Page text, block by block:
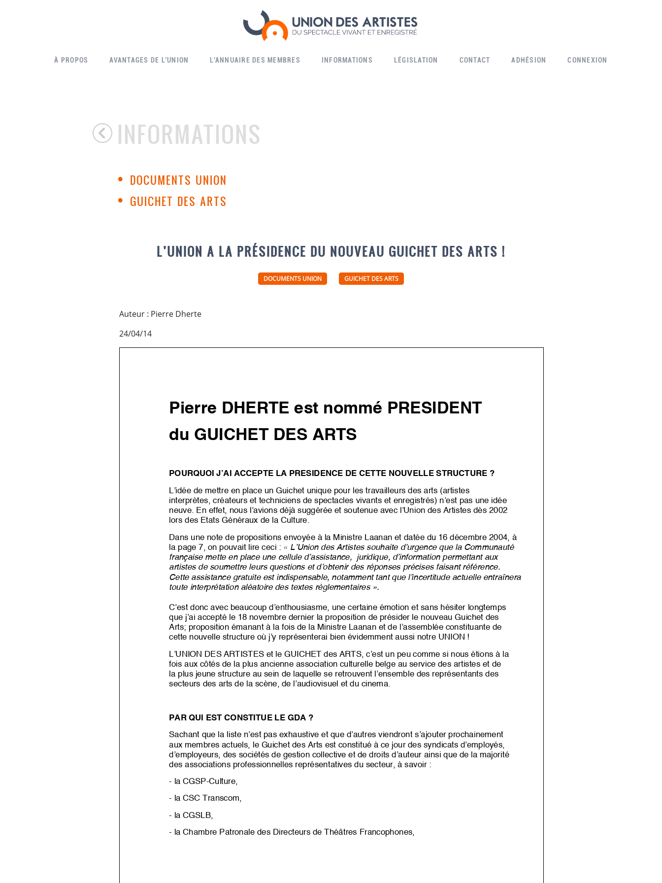
À PROPOS AVANTAGES DE L’UNION L’ANNUAIRE DES MEMBRES INFORMATIONS LÉGISLATION CONTACT ADHÉSION CONNEXION
INFORMATIONS
• DOCUMENTS UNION
• GUICHET DES ARTS
L’UNION A LA PRÉSIDENCE DU NOUVEAU GUICHET DES ARTS !
DOCUMENTS UNION GUICHET DES ARTS
Auteur : Pierre Dherte
24/04/14
Pierre DHERTE est nommé PRESIDENT
du GUICHET DES ARTS
POURQUOI J’AI ACCEPTE LA PRESIDENCE DE CETTE NOUVELLE STRUCTURE ?
L’idée de mettre en place un Guichet unique pour les travailleurs des arts (artistes
interprètes, créateurs et techniciens de spectacles vivants et enregistrés) n’est pas une idée
neuve. En effet, nous l’avions déjà suggérée et soutenue avec l’Union des Artistes dès 2002
lors des Etats Généraux de la Culture.
Dans une note de propositions envoyée à la Ministre Laanan et datée du 16 décembre 2004, à
la page 7, on pouvait lire ceci : « L’Union des Artistes souhaite d’urgence que la Communauté
française mette en place une cellule d’assistance, juridique, d’information permettant aux
artistes de soumettre leurs questions et d’obtenir des réponses précises faisant référence.
Cette assistance gratuite est indispensable, notamment tant que l’incertitude actuelle entraînera
toute interprétation aléatoire des textes règlementaires ».
C’est donc avec beaucoup d’enthousiasme, une certaine émotion et sans hésiter longtemps
que j’ai accepté le 18 novembre dernier la proposition de présider le nouveau Guichet des
Arts; proposition émanant à la fois de la Ministre Laanan et de l’assemblée constituante de
cette nouvelle structure où j’y représenterai bien évidemment aussi notre UNION !
L’UNION DES ARTISTES et le GUICHET des ARTS, c’est un peu comme si nous étions à la
fois aux côtés de la plus ancienne association culturelle belge au service des artistes et de
la plus jeune structure au sein de laquelle se retrouvent l’ensemble des représentants des
secteurs des arts de la scène, de l’audiovisuel et du cinema.
PAR QUI EST CONSTITUE LE GDA ?
Sachant que la liste n’est pas exhaustive et que d’autres viendront s’ajouter prochainement
aux membres actuels, le Guichet des Arts est constitué à ce jour des syndicats d’employés,
d’employeurs, des sociétés de gestion collective et de droits d’auteur ainsi que de la majorité
des associations professionnelles représentatives du secteur, à savoir :
- la CGSP-Culture,
- la CSC Transcom,
- la CGSLB,
- la Chambre Patronale des Directeurs de Théâtres Francophones,